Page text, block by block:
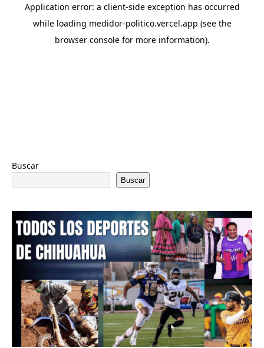
Buscar
Buscar